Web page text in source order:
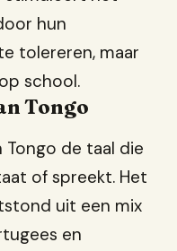
hun
tolereren, maar
school.
Tongo
Tongo de taal die
of spreekt. Het
uit een mix
en